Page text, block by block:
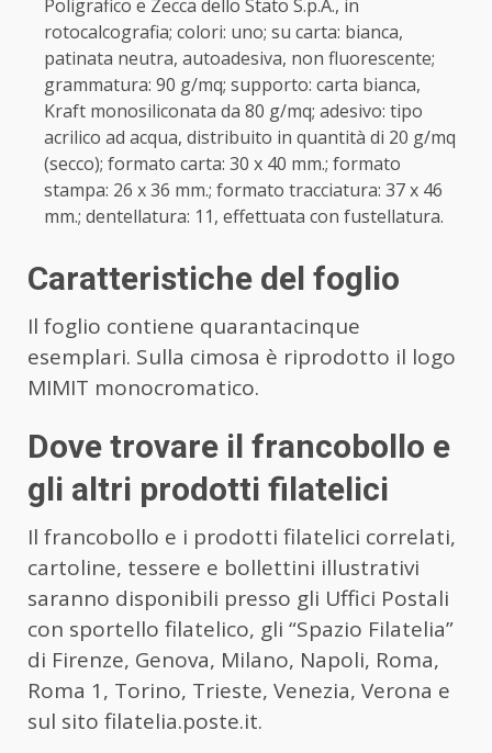
Poligrafico e Zecca dello Stato S.p.A., in
rotocalcografia; colori: uno; su carta: bianca,
patinata neutra, autoadesiva, non fluorescente;
grammatura: 90 g/mq; supporto: carta bianca,
Kraft monosiliconata da 80 g/mq; adesivo: tipo
acrilico ad acqua, distribuito in quantità di 20 g/mq
(secco); formato carta: 30 x 40 mm.; formato
stampa: 26 x 36 mm.; formato tracciatura: 37 x 46
mm.; dentellatura: 11, effettuata con fustellatura.
Caratteristiche del foglio
Il foglio contiene quarantacinque
esemplari. Sulla cimosa è riprodotto il logo
MIMIT monocromatico.
Dove trovare il francobollo e
gli altri prodotti filatelici
Il francobollo e i prodotti filatelici correlati,
cartoline, tessere e bollettini illustrativi
saranno disponibili presso gli Uffici Postali
con sportello filatelico, gli “Spazio Filatelia”
di Firenze, Genova, Milano, Napoli, Roma,
Roma 1, Torino, Trieste, Venezia, Verona e
sul sito filatelia.poste.it.